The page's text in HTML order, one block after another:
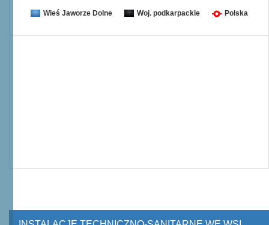
Wieś Jaworze Dolne Woj. podkarpackie Polska